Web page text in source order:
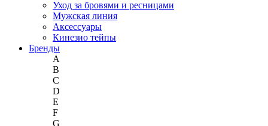
Уход за бровями и ресницами
Мужская линия
Аксессуары
Кинезио тейпы
Бренды
A
B
C
D
E
F
G